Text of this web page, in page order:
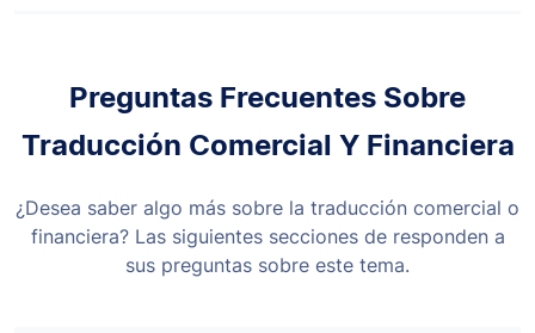
Preguntas Frecuentes Sobre
Traducción Comercial Y Financiera
¿Desea saber algo más sobre la traducción comercial o
financiera? Las siguientes secciones de responden a
sus preguntas sobre este tema.